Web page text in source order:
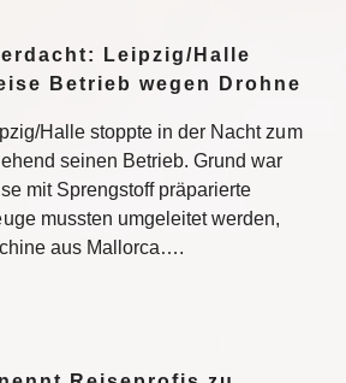
Leipzig/Halle
Betrieb wegen Drohne
Halle stoppte in der Nacht zum
seinen Betrieb. Grund war
mit Sprengstoff präparierte
mussten umgeleitet werden,
aus Mallorca….